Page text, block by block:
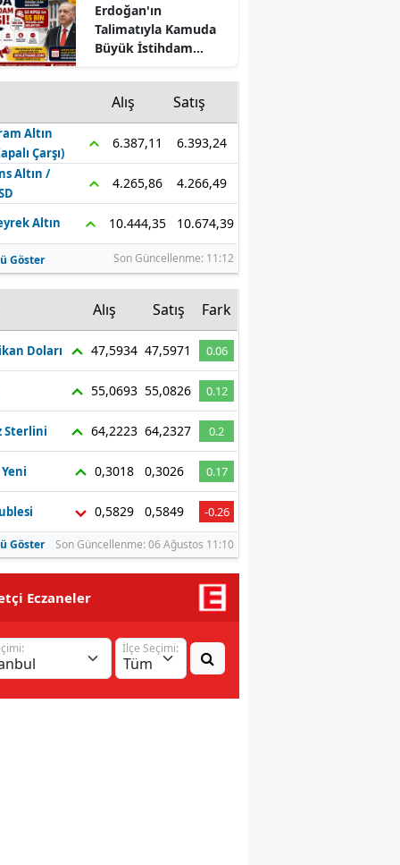
Hatay
Isparta
İstanbul
İzmir
Kastamonu
Kayseri
Kırklareli
Kırşehir
Kütahya
Malatya
Manisa
Kahramanmaraş
Muğla
Muş
Şartları Açıklandı
Erdoğan'ın
Talimatıyla Kamuda
Büyük İstihdam
Bin, 50 KPSS ile 55 Bin
Personel Alımı
Bekleniyor
Alış Satış
Altın
Çarşı)
6.387,11 6.393,24
Altın /
4.265,86 4.266,49
Altın 10.444,35 10.674,39
Göster Son Güncellenme: 11:12
Alış Satış Fark
Doları 47,5934 47,5971 0.06
55,0693 55,0826 0.12
Sterlini 64,2223 64,2327 0.2
0,3018 0,3026 0.17
0,5829 0,5849 -0.26
Göster Son Güncellenme: 06 Ağustos 11:10
Eczaneler
İlçe Seçimi: